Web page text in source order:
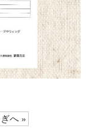
へ »